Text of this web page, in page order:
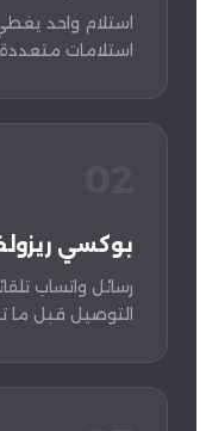
استلام واحد
استلامات
بوكسي
رسائل واتساب
التوصيل قبل ما